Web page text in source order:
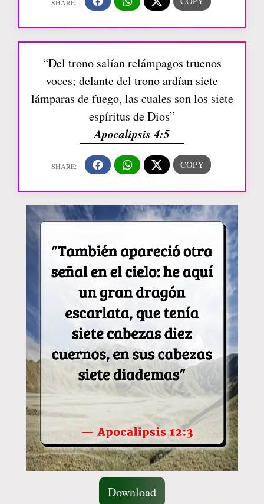
“Del trono salían relámpagos truenos
voces; delante del trono ardían siete
lámparas de fuego, las cuales son los siete
espíritus de Dios”
Apocalipsis 4:5
Download